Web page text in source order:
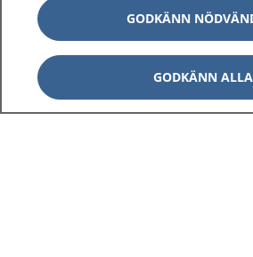
Kontakt
Behandling av personuppgifter
GODKÄNN
GODKÄNN ALLA